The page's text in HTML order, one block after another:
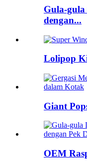
Gula-
dengan...
Lolipop
Giant
OEM